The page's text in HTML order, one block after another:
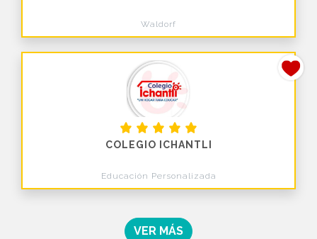
Waldorf
COLEGIO ICHANTLI
Educación Personalizada
VER MÁS